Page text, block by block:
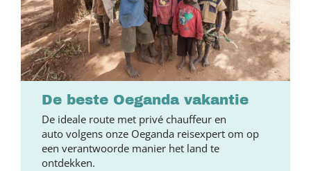
De beste Oeganda vakantie
De ideale route met privé chauffeur en
auto volgens onze Oeganda reisexpert om op
een verantwoorde manier het land te
ontdekken.